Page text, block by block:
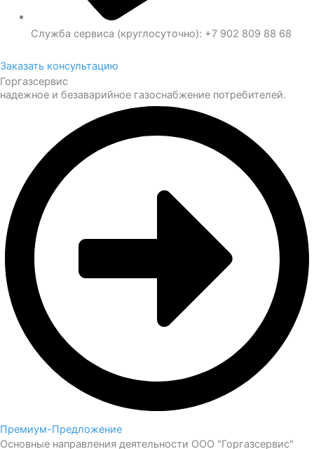
Служба сервиса (круглосуточно): +7 902 809 88 68
Заказать консультацию
Горгазсервис
надежное и безаварийное газоснабжение потребителей.
Премиум-Предложение
Основные направления деятельности ООО "Горгазсервис"